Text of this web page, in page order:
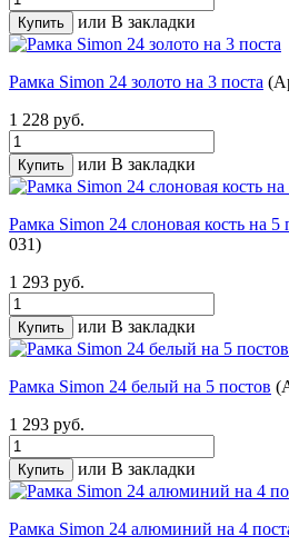
или В закладки
Рамка Simon 24 золото на 3 поста
1 228 руб.
или В закладки
Рамка Simon 24 слоновая кость на 5
031)
1 293 руб.
или В закладки
Рамка Simon 24 белый на 5 постов
1 293 руб.
или В закладки
Рамка Simon 24 алюминий на 4